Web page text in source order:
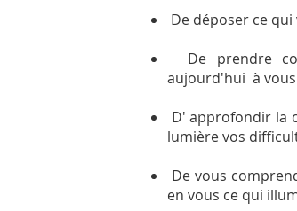
De déposer ce
De prendre
aujourd'hui à
D' approfondir la
lumière vos
De vous
en vous ce qui